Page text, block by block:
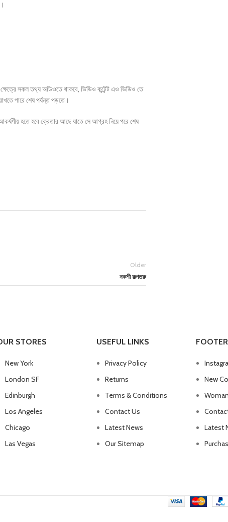
ক্ষেত্রে সকল তথ‍্য অডিওতে থাকবে, ভিডিও কন্টেন্ট এও ভিডিও তে
পারে শেষ পর্যন্ত পড়তে।
আকর্ষণীয় হতে হবে ক্রেতার আছে যাতে সে আগ্রহ নিয়ে পরে শেষ
Older
নকশী কল্পতরু
STORES
New York
London SF
Edinburgh
Los Angeles
Chicago
Las Vegas
USEFUL LINKS
Privacy Policy
Returns
Terms & Conditions
Contact Us
Latest News
Our Sitemap
New
Latest